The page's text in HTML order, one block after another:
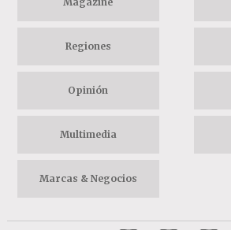
Regiones
Opinión
Multimedia
Marcas & Negocios